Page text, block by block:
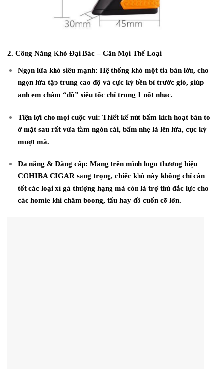
2. Công Năng Khò Đại Bác – Cân Mọi Thể Loại
Ngọn lửa khò siêu mạnh: Hệ thống khò một tia bản lớn, cho
ngọn lửa tập trung cao độ và cực kỳ bền bỉ trước gió, giúp
anh em châm “đồ” siêu tốc chỉ trong 1 nốt nhạc.
Tiện lợi cho mọi cuộc vui: Thiết kế nút bấm kích hoạt bản to
ở mặt sau rất vừa tầm ngón cái, bấm nhẹ là lên lửa, cực kỳ
mượt mà.
Đa năng & Đẳng cấp: Mang trên mình logo thương hiệu
COHIBA CIGARsang trọng, chiếc khò này không chỉ cân
tốt các loại xì gà thượng hạng mà còn là trợ thủ đắc lực cho
các homie khi châm boong, tẩu hay đồ cuốn cỡ lớn.